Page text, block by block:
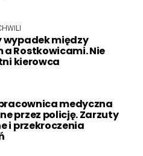
wypadek między
a Rostkowicami. Nie
kierowca
medyczna
przez policję. Zarzuty
i przekroczenia